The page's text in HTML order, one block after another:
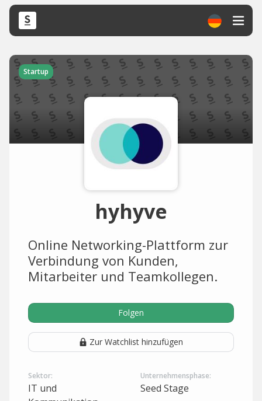
Startup
hyhyve
Online Networking-Plattform zur
Verbindung von Kunden,
Mitarbeiter und Teamkollegen.
Folgen
Zur Watchlist hinzufügen
Sektor:
IT und
Unternehmensphase:
Seed Stage